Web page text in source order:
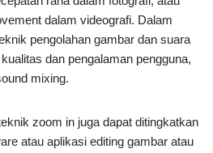
dalam videografi. Dalam
pengolahan gambar dan suara
dan pengalaman pengguna,
mixing.
zoom in juga dapat ditingkatkan
atau aplikasi editing gambar atau